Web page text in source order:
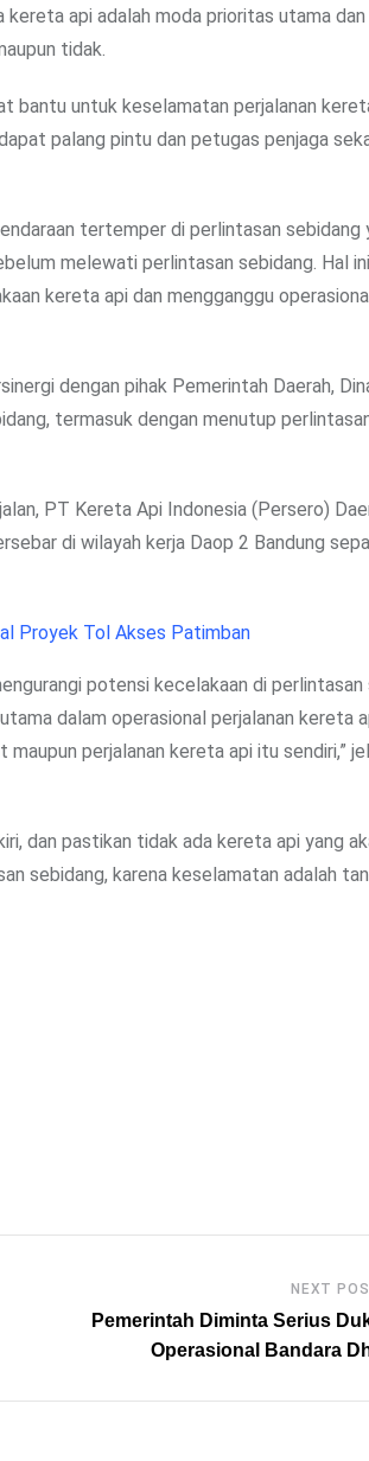
api adalah moda prioritas utama
tidak.
bantu untuk keselamatan perjalanan
palang pintu dan petugas penjaga
tertemper di perlintasan sebidang
melewati perlintasan sebidang. Hal
kereta api dan mengganggu
dengan pihak Pemerintah Daerah,
termasuk dengan menutup
PT Kereta Api Indonesia (Persero)
di wilayah kerja Daop 2 Bandung
Proyek Tol Akses Patimban
potensi kecelakaan di perlintasan
dalam operasional perjalanan kereta
perjalanan kereta api itu sendiri,”
dan pastikan tidak ada kereta api yang
sebidang, karena keselamatan adalah
NEXT
Pemerintah Diminta Serius
Operasional Bandara